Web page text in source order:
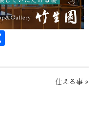
仕える事 »